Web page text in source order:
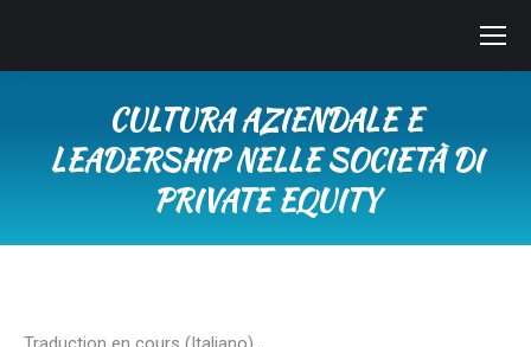
CULTURA AZIENDALE E
LEADERSHIP NELLE SOCIETÀ DI
PRIVATE EQUITY